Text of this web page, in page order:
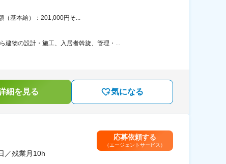
基本給）：201,000円そ...
物の設計・施工、入居者斡旋、管理・...
細を見る 気になる
／残業月10h
応募依頼する
（エージェントサービス）